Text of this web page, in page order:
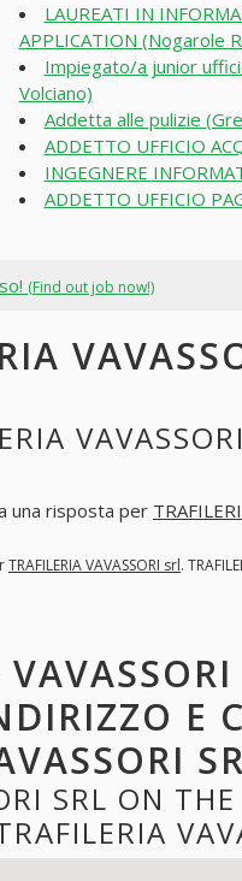
LAUREATI IN
APPLICATION (Nogarole
Impiegato/a junior
Volciano)
Addetta alle pulizie
ADDETTO UFFICIO
INGEGNERE
ADDETTO UFFICIO
(Find out job now!)
una risposta per
TRAFILERIA VAVASSORI srl.
E
SRL ON